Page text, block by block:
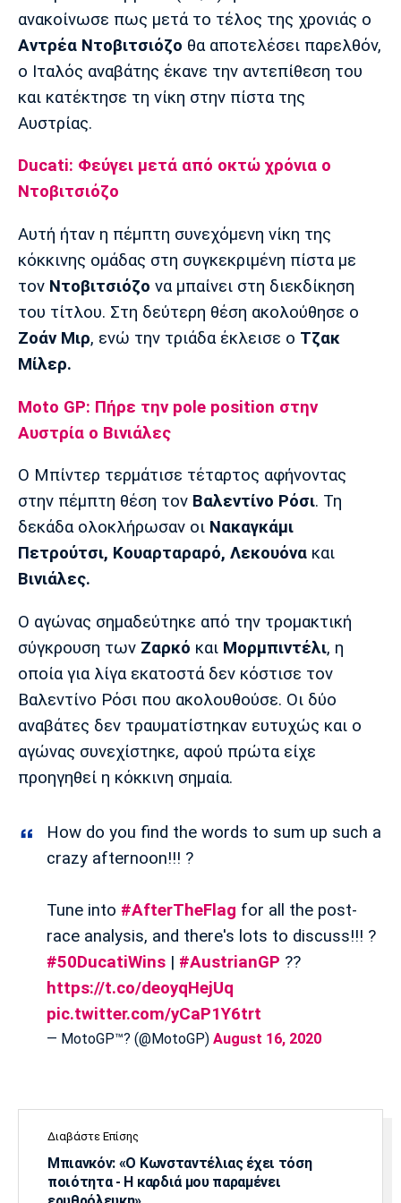
Πολιτισμός
Τραγούδια
Cine Spot
Running
Παρασκήνιο
Πρόγραμμα TV
Ιωνικός Κηφισιά Πανσερραϊκός
Μπαρτσελόνα
Μάντσεστερ
Γιουνάιτεντ
Τσέλσι Άρσεναλ
Λίβερπουλ
Μάντσεστερ
Γιουβέντους
Ίντερ
Μπορούσια
Ντόρτμουντ
Παρί Σεν
Ζερμέν
Μαρσέιγ
Μονακό
Ερυθρός
Αστέρας
Τότεναμ
Πόρτο Μπενφίκα
ανακοίνωσε πως μετά το τέλος της χρονιάς ο
Αντρέα Ντοβιτσιόζο θα αποτελέσει παρελθόν,
ο Ιταλός αναβάτης έκανε την αντεπίθεση του
και κατέκτησε τη νίκη στην πίστα της
Αυστρίας.
Ducati: Φεύγει μετά από οκτώ χρόνια ο
Ντοβιτσιόζο
Αυτή ήταν η πέμπτη συνεχόμενη νίκη της
κόκκινης ομάδας στη συγκεκριμένη πίστα με
τον Ντοβιτσιόζο να μπαίνει στη διεκδίκηση
του τίτλου. Στη δεύτερη θέση ακολούθησε ο
Ζοάν Μιρ, ενώ την τριάδα έκλεισε ο Τζακ
Μίλερ.
Moto GP: Πήρε την pole position στην
Αυστρία ο Βινιάλες
O Μπίντερ τερμάτισε τέταρτος αφήνοντας
στην πέμπτη θέση τον Βαλεντίνο Ρόσι. Τη
δεκάδα ολοκλήρωσαν οι Νακαγκάμι
Πετρούτσι, Κουαρταραρό, Λεκουόνα και
Βινιάλες.
Ο αγώνας σημαδεύτηκε από την τρομακτική
σύγκρουση των Ζαρκό και Μορμπιντέλι, η
οποία για λίγα εκατοστά δεν κόστισε τον
Βαλεντίνο Ρόσι που ακολουθούσε. Οι δύο
αναβάτες δεν τραυματίστηκαν ευτυχώς και ο
αγώνας συνεχίστηκε, αφού πρώτα είχε
προηγηθεί η κόκκινη σημαία.
How do you find the words to sum up such a
crazy afternoon!!! ?
Tune into #AfterTheFlag for all the post-
race analysis, and there's lots to discuss!!! ?
#50DucatiWins | #AustrianGP ??
https://t.co/deoyqHejUq
pic.twitter.com/yCaP1Y6trt
— MotoGP™? (@MotoGP) August 16, 2020
Διαβάστε Επίσης
Μπιανκόν: «Ο Κωνσταντέλιας έχει τόση
ποιότητα - Η καρδιά μου παραμένει